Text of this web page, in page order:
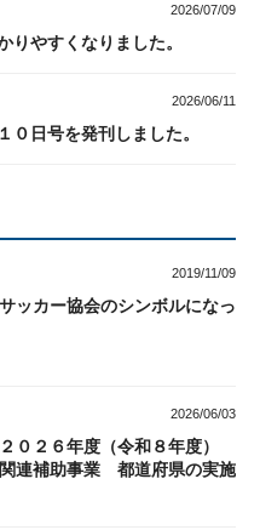
2026/07/09
りやすくなりました。
2026/06/11
０日号を発刊しました。
2019/11/09
ッカー協会のシンボルになっ
2026/06/03
２０２６年度（令和８年度）
連補助事業 都道府県の実施